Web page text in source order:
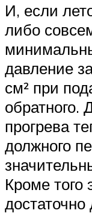
И, если
либо
давление
см² при
обратного.
прогрева
должного
Кроме того